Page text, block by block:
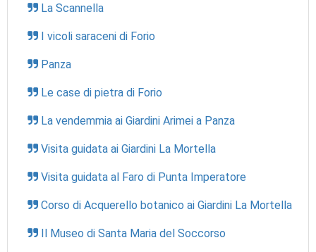
La Scannella
I vicoli saraceni di Forio
Panza
Le case di pietra di Forio
La vendemmia ai Giardini Arimei a Panza
Visita guidata ai Giardini La Mortella
Visita guidata al Faro di Punta Imperatore
Corso di Acquerello botanico ai Giardini La Mortella
Il Museo di Santa Maria del Soccorso